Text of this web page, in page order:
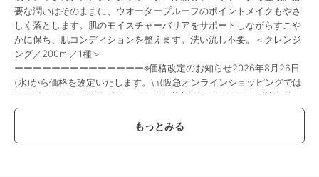
要な潤いはそのままに、ウオータープルーフのポイントメイクもやさ
しく落とします。肌のモイスチャーバリアをサポートしながらすこや
かに保ち、肌コンディションを整えます。洗い流し不要。＜クレンジ
ング／200ml／1種＞
ーーーーーーーーーーーーーー※価格改定のお知らせ2026年8月26日
(水)から価格を改定いたします。\n(阪急オンラインショッピングでは
2026年8月29日(土)午前10：00～)\n税込価格 16,500円→税込価格
16,830円\n当サイトにおきましての現行価格での注文承りは\n2026
年8月20日(木)までとさせていただきます。\n2026年8月9日(日)から
2026年8月20日(木)は、こちらで掲載の商品につきまして\nお届け日